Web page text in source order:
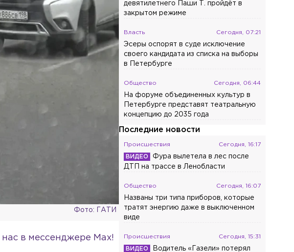
Фото: ГАТИ
нас в мессенджере Max!
девятилетнего Паши Т. пройдёт в
закрытом режиме
Власть Сегодня, 07:21
Эсеры оспорят в суде исключение
своего кандидата из списка на выборы
в Петербурге
Общество Сегодня, 06:44
На форуме объединенных культур в
Петербурге представят театральную
концепцию до 2035 года
Последние новости
Происшествия Сегодня, 16:17
Фура вылетела в лес после
ДТП на трассе в Ленобласти
Общество Сегодня, 16:07
Названы три типа приборов, которые
тратят энергию даже в выключенном
виде
Происшествия Сегодня, 15:31
Водитель «Газели» потерял